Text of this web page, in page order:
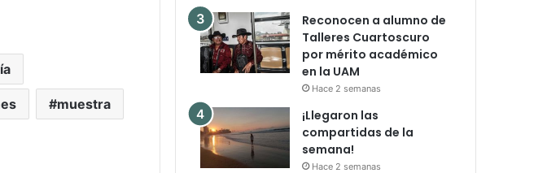
muestra
Reconocen a alumno de
Talleres Cuartoscuro
por mérito académico
en la UAM
Hace 2 semanas
¡Llegaron las
compartidas de la
semana!
Hace 2 semanas